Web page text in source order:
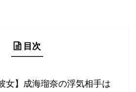
目次
女】成海瑠奈の浮気相手は